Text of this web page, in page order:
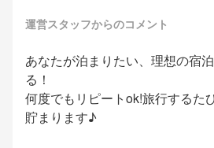
運営スタッフからのコメント
あなたが泊まりたい、理想の宿
る！
何度でもリピートok!旅行するた
貯まります♪